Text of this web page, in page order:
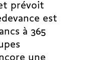
prévoit
est
à 365
une